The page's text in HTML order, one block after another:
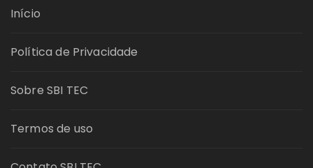
Início
Política de Privacidade
Sobre SBI TEC
Termos de uso